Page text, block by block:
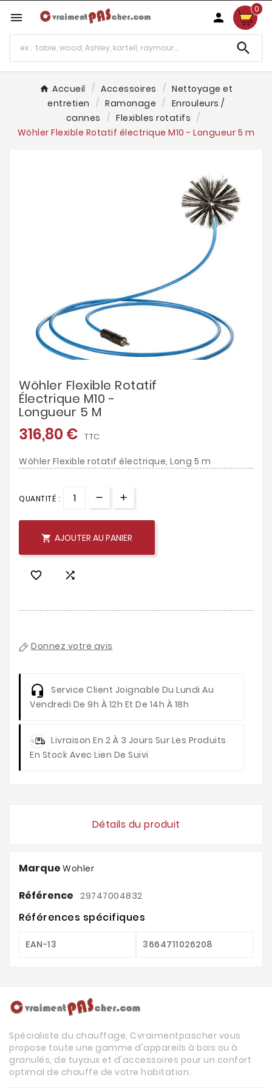
 
0

Accueil Accessoires
Nettoyage et
entretien
Ramonage
Enrouleurs /
cannes
Flexibles rotatifs
Wöhler Flexible Rotatif électrique M10 - Longueur 5 m
Wöhler Flexible Rotatif
Électrique M10 -
Longueur 5 M
316,80 € TTC
Wöhler Flexible rotatif électrique, Long 5 m
QUANTITÉ :
 AJOUTER AU PANIER
 
Donnez votre avis
Service Client Joignable Du Lundi Au
Vendredi De 9h À 12h Et De 14h À 18h
Livraison En 2 À 3 Jours Sur Les Produits
En Stock Avec Lien De Suivi
Détails du produit
Marque Wohler
Référence 29747004832
Références spécifiques
EAN-13 3664711026208
Spécialiste du chauffage, Cvraimentpascher vous
propose toute une gamme d'appareils à bois ou à
granulés, de tuyaux et d'accessoires pour un confort
optimal de chauffe de votre habitation.